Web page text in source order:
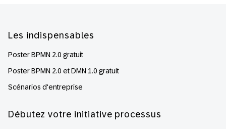
Les indispensables
Poster BPMN 2.0 gratuit
Poster BPMN 2.0 et DMN 1.0 gratuit
Scénarios d'entreprise
Débutez votre initiative processus